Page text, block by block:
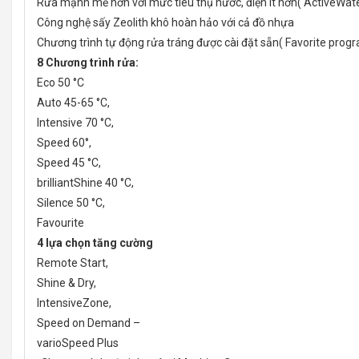
Công nghệ sấy Zeolith khô hoàn hảo với cả đồ nhựa
Chương trình tự động rửa tráng được cài đặt sẵn( Favorite
8 Chương trình rửa:
Eco 50 °C
Auto 45-65 °C,
Intensive 70 °C,
Speed 60°,
Speed 45 °C,
brilliantShine 40 °C,
Silence 50 °C,
Favourite
4 lựa chọn tăng cường
Remote Start,
Shine & Dry,
IntensiveZone,
Speed on Demand –
varioSpeed Plus